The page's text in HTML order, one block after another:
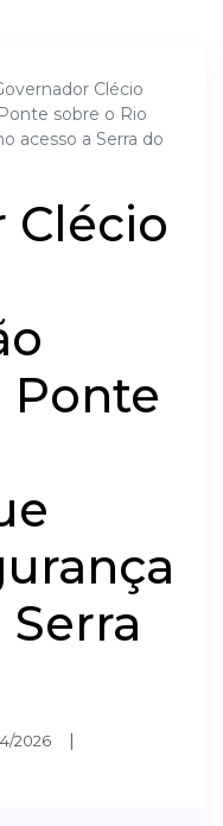
Clécio
sobre o Rio
acesso a Serra do
Clécio
Ponte
Serra
2026